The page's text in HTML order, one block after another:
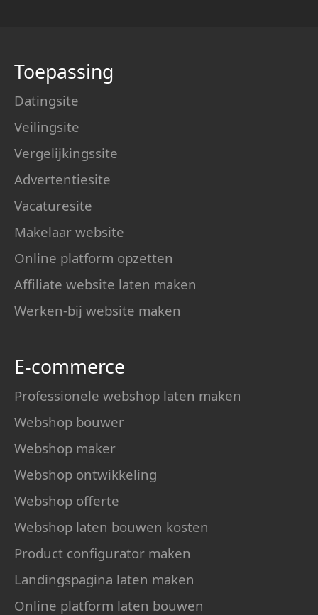
Toepassing
Datingsite
Veilingsite
Vergelijkingssite
Advertentiesite
Vacaturesite
Makelaar website
Online platform opzetten
Affiliate website laten maken
Werken-bij website maken
E-commerce
Professionele webshop laten maken
Webshop bouwer
Webshop maker
Webshop ontwikkeling
Webshop offerte
Webshop laten bouwen kosten
Product configurator maken
Landingspagina laten maken
Online platform laten bouwen